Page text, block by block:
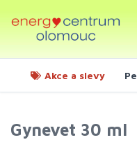
Akce a slevy
Gynevet 30 ml